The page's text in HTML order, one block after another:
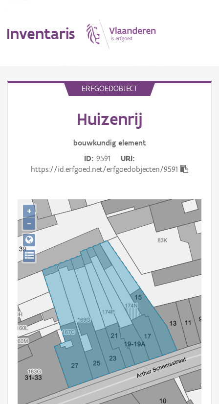
Inventaris
Gebeurtenis
Persoon of collectief
Downloads
ERFGOEDOBJECT
Huizenrij
bouwkundig element
ID 9591
URI
https://id.erfgoed.net/erfgoedobjecten/9591
+
−